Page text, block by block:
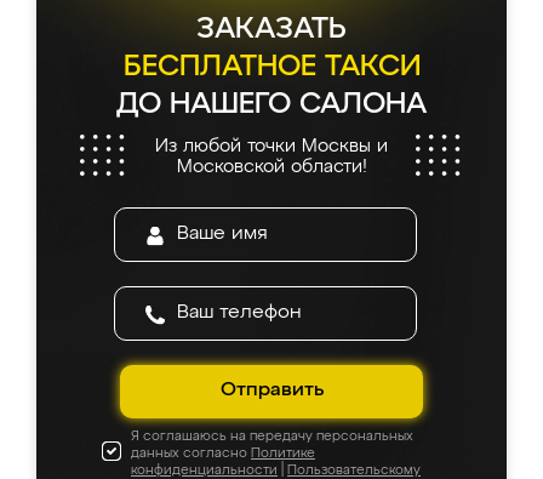
ЗАКАЗАТЬ
БЕСПЛАТНОЕ ТАКСИ
ДО НАШЕГО САЛОНА
Из любой точки Москвы и
Московской области!
Отправить
Я соглашаюсь на передачу персональных
данных согласно Политике
конфиденциальности
Пользовательскому